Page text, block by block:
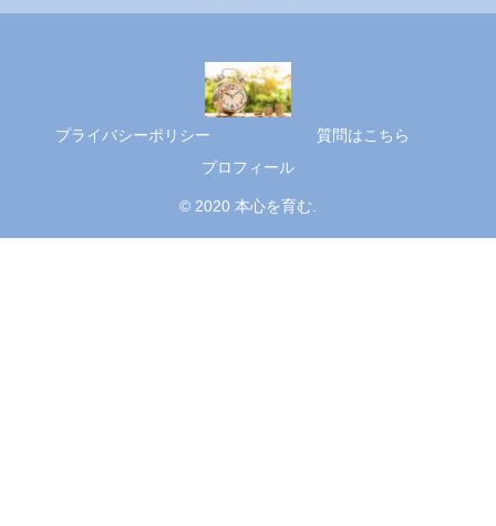
プライバシーポリシー
質問はこちら
プロフィール
© 2020 本心を育む.